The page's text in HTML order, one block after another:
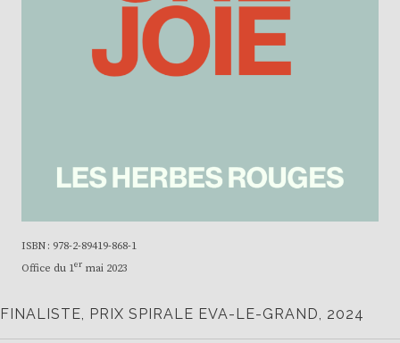
ISBN : 978-2-89419-868-1
Office du 1er mai 2023
FINALISTE, PRIX SPIRALE EVA-LE-GRAND, 2024